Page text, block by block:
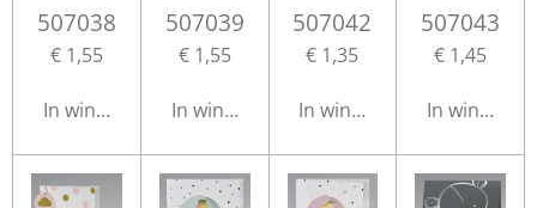
507038
€ 1,55
In winkelwagen
507039
€ 1,55
In winkelwagen
507042
€ 1,35
In winkelwagen
507043
€ 1,45
In